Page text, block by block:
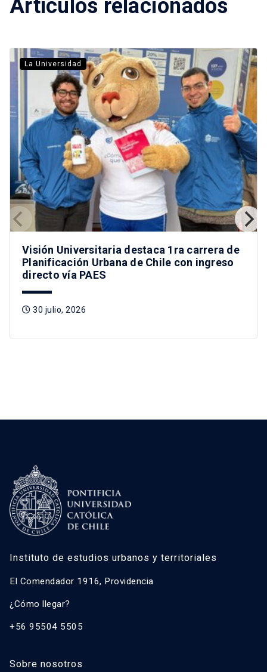
Artículos relacionados
La Universidad
Visión Universitaria destaca 1ra carrera de
Planificación Urbana de Chile con ingreso
directo vía PAES
30 julio, 2026
Instituto de estudios urbanos y territoriales
El Comendador 1916, Providencia
¿Cómo llegar?
+56 95504 5505
Sobre nosotros